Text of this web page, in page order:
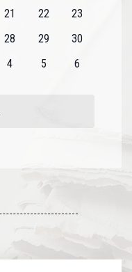
0
21
0
22
0
23
0
28
0
29
0
30
0
4
0
5
0
6